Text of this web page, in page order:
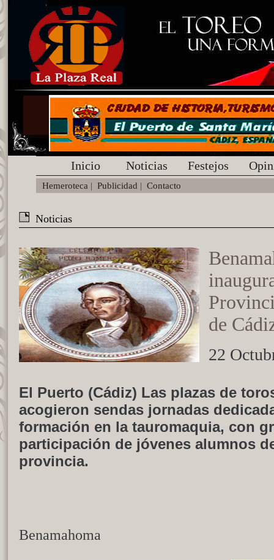
Inicio Noticias Festejos
Hemeroteca | Publicidad | Contacto
Noticias
de
22
El Puerto (Cádiz) Las plazas de
acogieron sendas jornadas
formación en la tauromaquia, con
participación de jóvenes alumnos
provincia.
Benamahoma